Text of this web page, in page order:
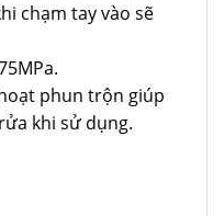
chạm tay vào sẽ
phun trộn giúp
khi sử dụng.